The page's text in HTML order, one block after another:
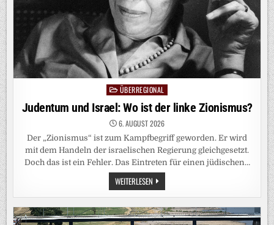
PostedÜBERREGIONAL
Judentum und Israel: Wo ist der linke Zionismus?
6. AUGUST 2026
Der „Zionismus“ ist zum Kampfbegriff geworden. Er wird
mit dem Handeln der israelischen Regierung gleichgesetzt.
Doch das ist ein Fehler. Das Eintreten für einen jüdischen…
WEITERLESEN JUDENTUM
UND
ISRAEL:
IST
DER